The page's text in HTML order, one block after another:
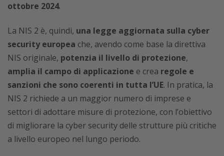
ottobre 2024.
La NIS 2 è, quindi, una legge aggiornata sulla cyber
security europea che, avendo come base la direttiva
NIS originale, potenzia il livello di protezione,
amplia il campo di applicazione e crea regole e
sanzioni che sono coerenti in tutta l’UE. In pratica, la
NIS 2 richiede a un maggior numero di imprese e
settori di adottare misure di protezione, con l’obiettivo
di migliorare la cyber security delle strutture più critiche
a livello europeo nel lungo periodo.